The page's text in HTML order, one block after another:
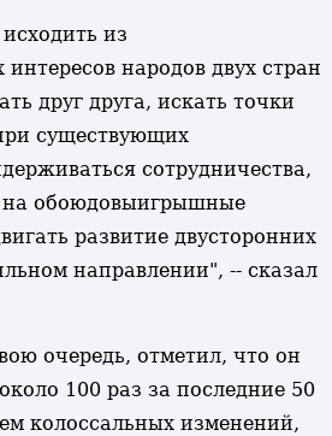
из
народов двух стран
друг друга, искать точки
существующих
сотрудничества,
на обоюдовыигрышные
развитие двусторонних
направлении", -- сказал
очередь, отметил, что он
100 раз за последние 50
колоссальных изменений,